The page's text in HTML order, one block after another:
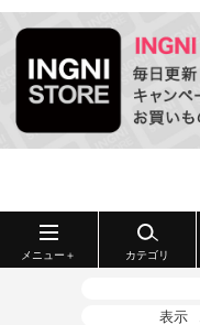
メニュー＋ カテゴリ
表示